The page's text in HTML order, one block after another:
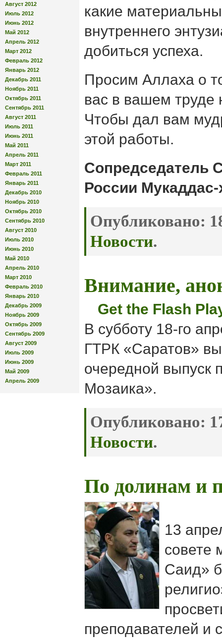
Август 2012
Июль 2012
Июнь 2012
Май 2012
Апрель 2012
Март 2012
Февраль 2012
Январь 2012
Декабрь 2011
Ноябрь 2011
Октябрь 2011
Сентябрь 2011
Август 2011
Июль 2011
Июнь 2011
Май 2011
Апрель 2011
Март 2011
Февраль 2011
Январь 2011
Декабрь 2010
Ноябрь 2010
Октябрь 2010
Сентябрь 2010
Август 2010
Июль 2010
Июнь 2010
Май 2010
Апрель 2010
Март 2010
Февраль 2010
Январь 2010
Декабрь 2009
Ноябрь 2009
Октябрь 2009
Сентябрь 2009
Август 2009
Июль 2009
Июнь 2009
Май 2009
Апрель 2009
какие
внутреннего
добиться успеха.
Просим Аллаха о
вас в вашем труде
Чтобы дал вам
этой работы.
Сопредседатель
России
Опубликовано:
Новости.
Внимание,
Get the Flash
В субботу 18-го
ГТРК «Саратов»
очередной выпуск
Мозаика».
Опубликовано:
Новости.
По долинам и
13
совете
Саид»
преподавателей и